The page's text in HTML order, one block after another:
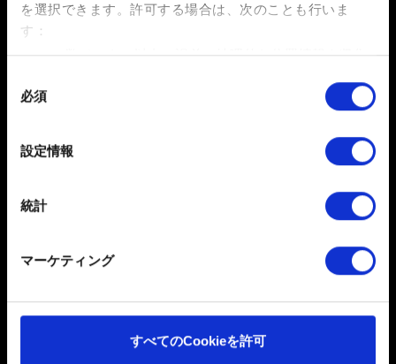
を選択できます。 許可する場合は、次のことも行いま
す：
数メートル以内の誤差の地理的な位置情報を収集
特定の特性（フィンガープリント）を積極的にス
詳細セクション
で個人データの処理方法と設定を行って
ください。「Cookie宣言」からいつでも同意を変更また
だくために必要なものです。その他のCookieは、ウェブ
サイトの品質向上のために、オプションとして技術的お
た、ソーシャルメディア上などでお客様が興味を持ちそ
うなコンテンツをお届けするために、一部のCookieをパ
必須
設定情報
統計
マーケティング
すべてのCookieを許可
個人データの取り扱いに関するお知らせ